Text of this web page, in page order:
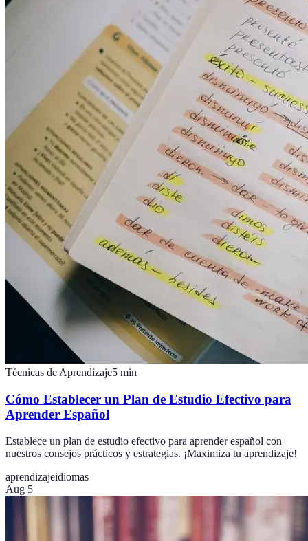
Técnicas de Aprendizaje5 min
Cómo Establecer un Plan de Estudio Efectivo para
Aprender Español
Establece un plan de estudio efectivo para aprender español con
nuestros consejos prácticos y estrategias. ¡Maximiza tu aprendizaje!
aprendizajeidiomas
Aug 5